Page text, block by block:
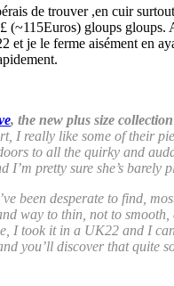
de trouver ,en cuir
gloups
je le ferme aisément en
, the new plus size
I really like some of their
to all the quirky and
I’m pretty sure she’s barely
been desperate to find,
way to thin, not to
I took it in a UK22 and I
you’ll discover that quite